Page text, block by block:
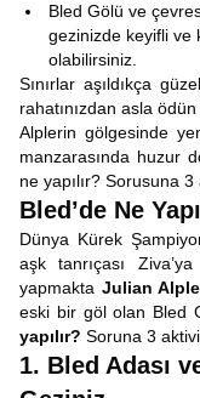
Bled Gölü ve
gezinizde keyifli ve
olabilirsiniz.
Sınırlar aşıldıkça
rahatınızdan asla
Alplerin gölgesinde
manzarasında huzur
ne yapılır? Sorusuna
Bled’de Ne
Dünya Kürek
aşk tanrıçası
yapmakta Julian
eski bir göl olan Bled
yapılır? Soruna 3
1. Bled Adası